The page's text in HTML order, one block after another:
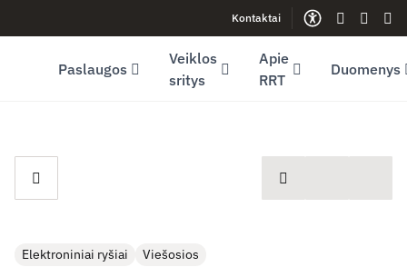
Youtube (opens in new window)Kontaktai
Gestų
Paslaugos
Veiklos
sritys
Apie
RRT
Duomenys
spausdinti
Elektroniniai ryšiai Viešosios